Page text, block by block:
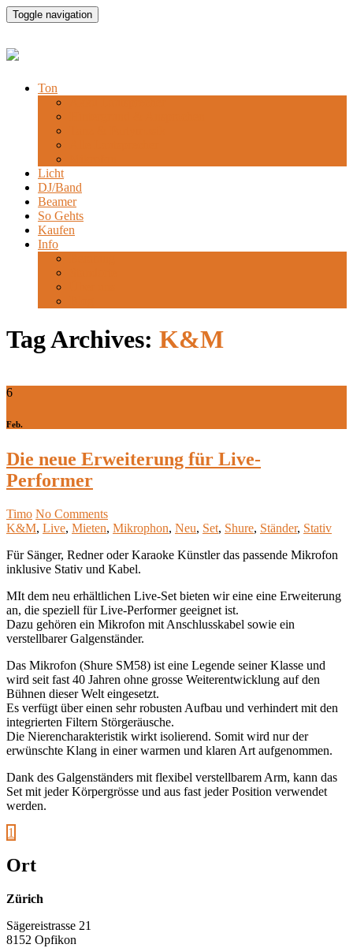
Toggle navigation
Ton
Licht
DJ/Band
Beamer
So Gehts
Kaufen
Info
Tag Archives: K&M
6
Feb.
Die neue Erweiterung für Live-
Performer
Timo No Comments
K&M, Live, Mieten, Mikrophon, Neu, Set, Shure, Ständer, Stativ
Für Sänger, Redner oder Karaoke Künstler das passende Mikrofon
inklusive Stativ und Kabel.
MIt dem neu erhältlichen Live-Set bieten wir eine eine Erweiterung
an, die speziell für Live-Performer geeignet ist.
Dazu gehören ein Mikrofon mit Anschlusskabel sowie ein
verstellbarer Galgenständer.
Das Mikrofon (Shure SM58) ist eine Legende seiner Klasse und
wird seit fast 40 Jahren ohne grosse Weiterentwicklung auf den
Bühnen dieser Welt eingesetzt.
Es verfügt über einen sehr robusten Aufbau und verhindert mit den
integrierten Filtern Störgeräusche.
Die Nierencharakteristik wirkt isolierend. Somit wird nur der
erwünschte Klang in einer warmen und klaren Art aufgenommen.
Dank des Galgenständers mit flexibel verstellbarem Arm, kann das
Set mit jeder Körpergrösse und aus fast jeder Position verwendet
werden.
1
Ort
Zürich
Sägereistrasse 21
8152 Opfikon